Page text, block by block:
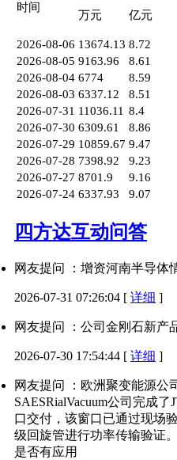
时间
万元 亿元
2026-08-06 13674.13 8.72
2026-08-05 9163.96 8.61
2026-08-04 6774 8.59
2026-08-03 6337.12 8.51
2026-07-31 11036.11 8.4
2026-07-30 6309.61 8.86
2026-07-29 10859.67 9.47
2026-07-28 7398.92 9.23
2026-07-27 8701.9 9.16
2026-07-24 6337.93 9.07
四方达互动问答
网友提问 ：增资河南半导体
2026-07-31 07:26:04 [ 详细 ]
网友提问 ：公司金刚石新产
2026-07-30 17:54:44 [ 详细 ]
网友提问 ：欧洲聚变能源公
SAESRialVacuum公司完成
口交付，该窗口已通过现场
级回旋管进行功率传输验证
是否有应用